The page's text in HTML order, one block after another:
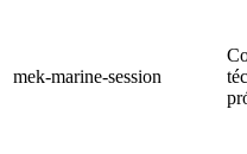
mek-marine-session